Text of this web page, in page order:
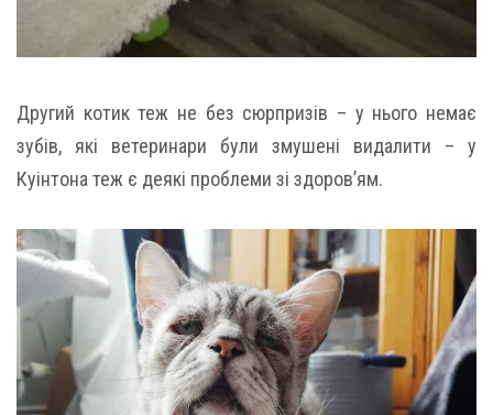
Другий котик теж не без сюрпризів – у нього немає
зубів, які ветеринари були змушені видалити – у
Куінтона теж є деякі проблеми зі здоров’ям.